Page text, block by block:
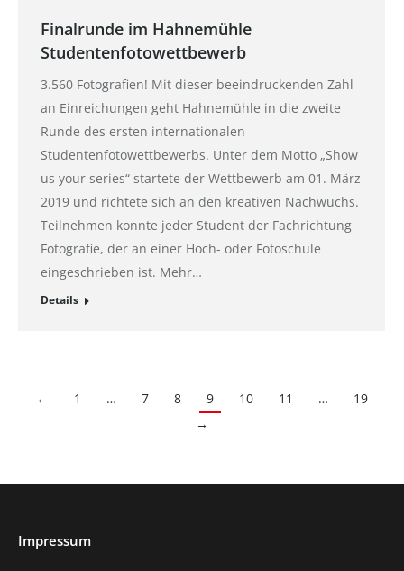
Finalrunde im Hahnemühle
Studentenfotowettbewerb
3.560 Fotografien! Mit dieser beeindruckenden Zahl
an Einreichungen geht Hahnemühle in die zweite
Runde des ersten internationalen
Studentenfotowettbewerbs. Unter dem Motto „Show
us your series“ startete der Wettbewerb am 01. März
2019 und richtete sich an den kreativen Nachwuchs.
Teilnehmen konnte jeder Student der Fachrichtung
Fotografie, der an einer Hoch- oder Fotoschule
eingeschrieben ist. Mehr…
Details
← 1 … 7 8 9 10 11 …
19
→
Impressum